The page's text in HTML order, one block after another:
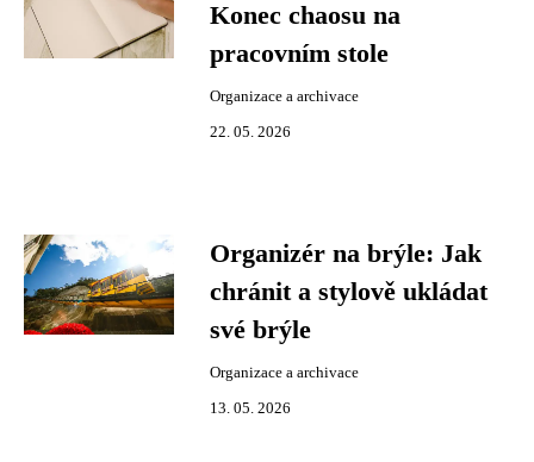
Konec chaosu na
pracovním stole
Organizace a archivace
22. 05. 2026
Organizér na brýle: Jak
chránit a stylově ukládat
své brýle
Organizace a archivace
13. 05. 2026